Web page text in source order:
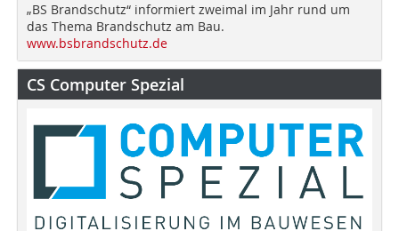
„BS Brandschutz“ informiert zweimal im Jahr rund um
das Thema Brandschutz am Bau.
www.bsbrandschutz.de
CS Computer Spezial